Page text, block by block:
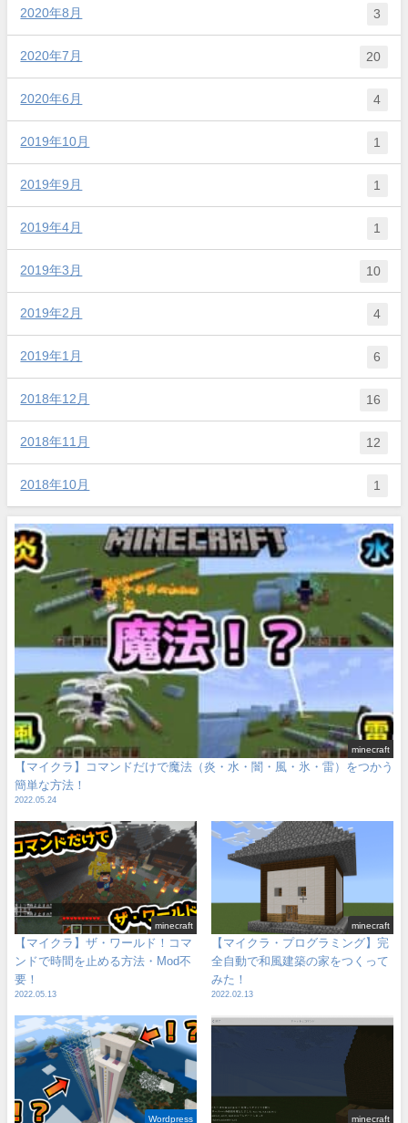
2020年8月 3
2020年7月 20
2020年6月 4
2019年10月 1
2019年9月 1
2019年4月 1
2019年3月 10
2019年2月 4
2019年1月 6
2018年12月 16
2018年11月 12
2018年10月 1
minecraft
【マイクラ】コマンドだけで魔法（炎・水・闇・風・氷・雷）をつかう
簡単な方法！
2022.05.24
minecraft
【マイクラ】ザ・ワールド！コマ
ンドで時間を止める方法・Mod不
要！
2022.05.13
minecraft
【マイクラ・プログラミング】完
全自動で和風建築の家をつくって
みた！
2022.02.13
Wordpress minecraft